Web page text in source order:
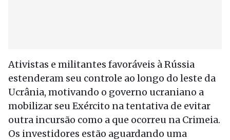
Ativistas e militantes favoráveis à Rússia
estenderam seu controle ao longo do leste da
Ucrânia, motivando o governo ucraniano a
mobilizar seu Exército na tentativa de evitar
outra incursão como a que ocorreu na Crimeia.
Os investidores estão aguardando uma